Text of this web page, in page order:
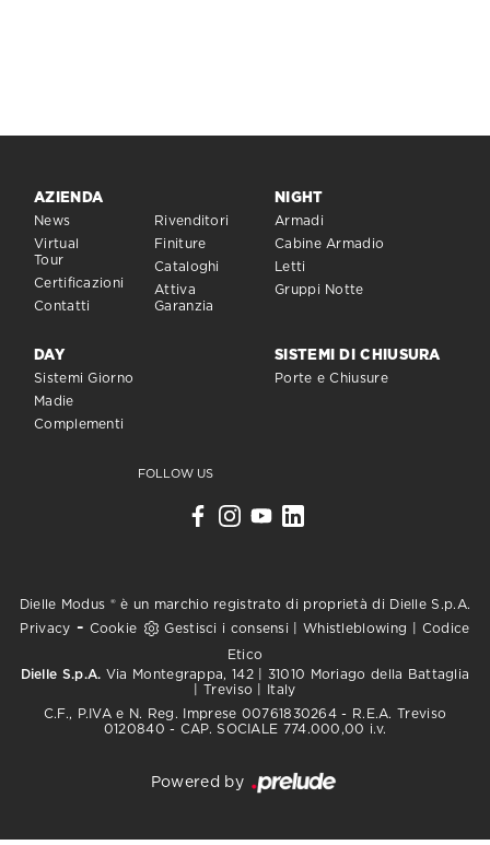
AZIENDA
News
Virtual
Tour
Certificazioni
Contatti
Rivenditori
Finiture
Cataloghi
Attiva
Garanzia
NIGHT
Armadi
Cabine Armadio
Letti
Gruppi Notte
DAY
Sistemi Giorno
Madie
Complementi
SISTEMI DI CHIUSURA
Porte e Chiusure
FOLLOW US
Dielle Modus ® è un marchio registrato di proprietà di Dielle S.p.A.
Privacy - Cookie Gestisci i consensi Whistleblowing
Codice
Etico
Dielle S.p.A. Via Montegrappa, 142 | 31010 Moriago della Battaglia
| Treviso | Italy
C.F., P.IVA e N. Reg. Imprese 00761830264 - R.E.A. Treviso
0120840 - CAP. SOCIALE 774.000,00 i.v.
Powered by